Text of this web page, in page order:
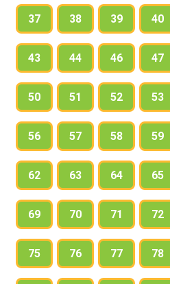
37 38 39 40
43 44 46 47
50 51 52 53
56 57 58 59
62 63 64 65
69 70 71 72
75 76 77 78